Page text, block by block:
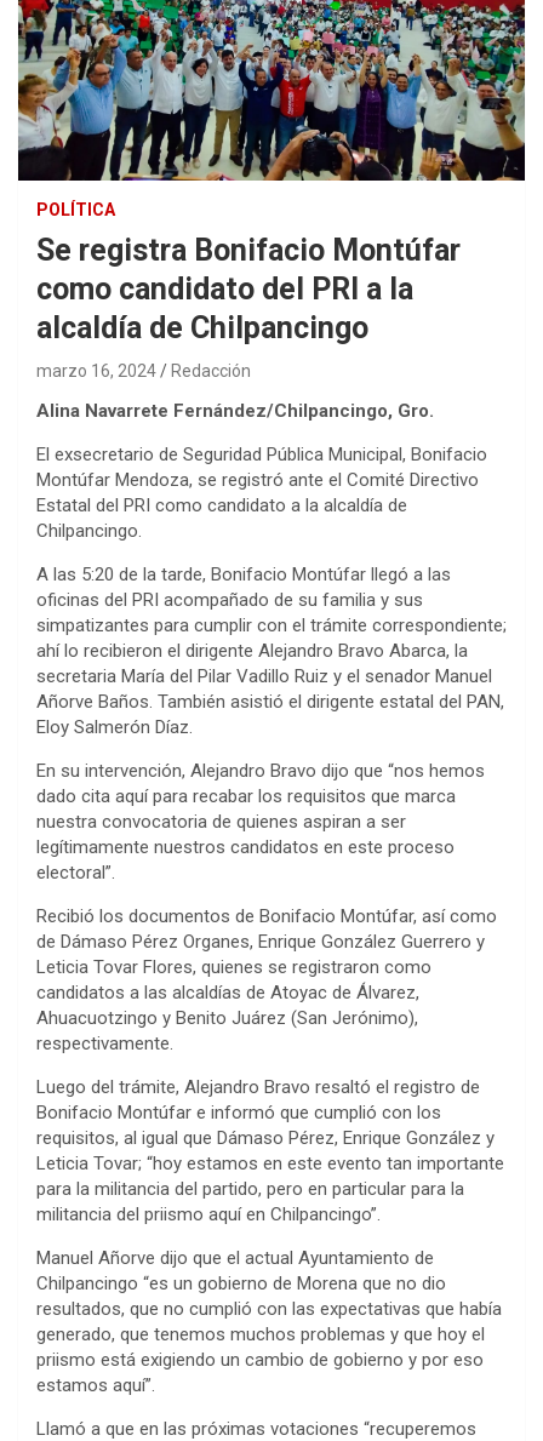
POLÍTICA
Se registra Bonifacio Montúfar
como candidato del PRI a la
alcaldía de Chilpancingo
marzo 16, 2024 Redacción
Alina Navarrete Fernández/Chilpancingo, Gro.
El exsecretario de Seguridad Pública Municipal, Bonifacio
Montúfar Mendoza, se registró ante el Comité Directivo
Estatal del PRI como candidato a la alcaldía de
Chilpancingo.
A las 5:20 de la tarde, Bonifacio Montúfar llegó a las
oficinas del PRI acompañado de su familia y sus
simpatizantes para cumplir con el trámite correspondiente;
ahí lo recibieron el dirigente Alejandro Bravo Abarca, la
secretaria María del Pilar Vadillo Ruiz y el senador Manuel
Añorve Baños. También asistió el dirigente estatal del PAN,
Eloy Salmerón Díaz.
En su intervención, Alejandro Bravo dijo que “nos hemos
dado cita aquí para recabar los requisitos que marca
nuestra convocatoria de quienes aspiran a ser
legítimamente nuestros candidatos en este proceso
electoral”.
Recibió los documentos de Bonifacio Montúfar, así como
de Dámaso Pérez Organes, Enrique González Guerrero y
Leticia Tovar Flores, quienes se registraron como
candidatos a las alcaldías de Atoyac de Álvarez,
Ahuacuotzingo y Benito Juárez (San Jerónimo),
respectivamente.
Luego del trámite, Alejandro Bravo resaltó el registro de
Bonifacio Montúfar e informó que cumplió con los
requisitos, al igual que Dámaso Pérez, Enrique González y
Leticia Tovar; “hoy estamos en este evento tan importante
para la militancia del partido, pero en particular para la
militancia del priismo aquí en Chilpancingo”.
Manuel Añorve dijo que el actual Ayuntamiento de
Chilpancingo “es un gobierno de Morena que no dio
resultados, que no cumplió con las expectativas que había
generado, que tenemos muchos problemas y que hoy el
priismo está exigiendo un cambio de gobierno y por eso
estamos aquí”.
Llamó a que en las próximas votaciones “recuperemos